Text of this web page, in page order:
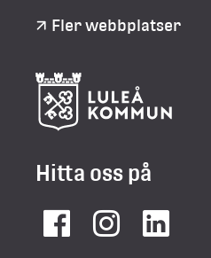
Fler webbplatser
Hitta oss på
FacebookInstagramLinkedIn